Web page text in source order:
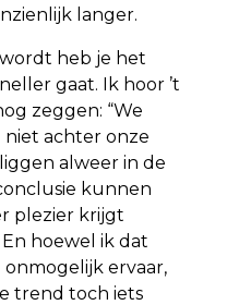
langer.
heb je het
gaat. Ik hoor ’t
zeggen: “We
achter onze
alweer in de
kunnen
plezier krijgt
hoewel ik dat
ervaar,
trend toch iets